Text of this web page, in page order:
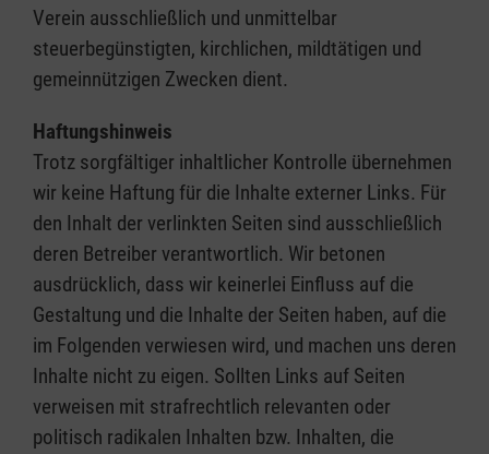
Verein ausschließlich und unmittelbar
steuerbegünstigten, kirchlichen, mildtätigen und
gemeinnützigen Zwecken dient.
Haftungshinweis
Trotz sorgfältiger inhaltlicher Kontrolle übernehmen
wir keine Haftung für die Inhalte externer Links. Für
den Inhalt der verlinkten Seiten sind ausschließlich
deren Betreiber verantwortlich. Wir betonen
ausdrücklich, dass wir keinerlei Einfluss auf die
Gestaltung und die Inhalte der Seiten haben, auf die
im Folgenden verwiesen wird, und machen uns deren
Inhalte nicht zu eigen. Sollten Links auf Seiten
verweisen mit strafrechtlich relevanten oder
politisch radikalen Inhalten bzw. Inhalten, die